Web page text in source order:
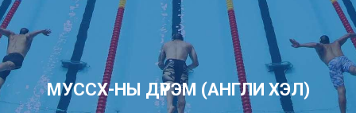
МУССХ-НЫ ДҮРЭМ (АНГЛИ ХЭЛ)